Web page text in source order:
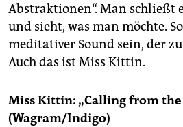
Abstraktionen“. Man schließt
und sieht, was man möchte.
meditativer Sound sein, der
Auch das ist Miss Kittin.
Miss Kittin: „Calling from the
(Wagram/Indigo)